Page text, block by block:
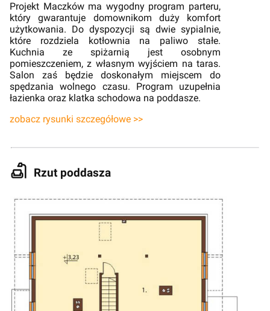
Projekt Maczków ma wygodny program parteru,
który gwarantuje domownikom duży komfort
użytkowania. Do dyspozycji są dwie sypialnie,
które rozdziela kotłownia na paliwo stałe.
Kuchnia ze spiżarnią jest osobnym
pomieszczeniem, z własnym wyjściem na taras.
Salon zaś będzie doskonałym miejscem do
spędzania wolnego czasu. Program uzupełnia
łazienka oraz klatka schodowa na poddasze.
zobacz rysunki szczegółowe >>
Rzut poddasza